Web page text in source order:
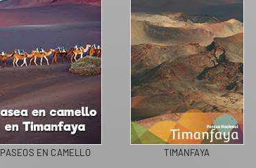
PASEOS EN CAMELLO TIMANFAYA